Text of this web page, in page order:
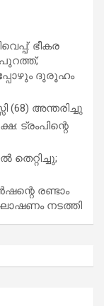
ഭീകര
പുറത്ത്;
ദുരൂഹം
(68) അന്തരിച്ചു
ട്രംപിന്റെ
രണ്ടാം
നടത്തി